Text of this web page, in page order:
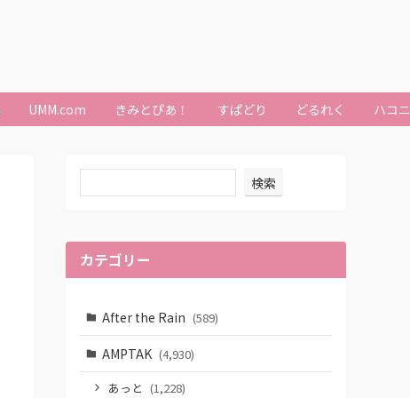
UMM.com きみとぴあ！ すぱどり どるれく ハコ
検索
カテゴリー
After the Rain (589)
AMPTAK (4,930)
あっと (1,228)